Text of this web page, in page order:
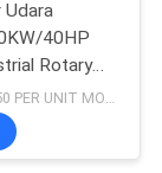
33
Udara
40HP
Rotary
0.8Mpa
USD1300- 1550 PER UNIT MOQ:1